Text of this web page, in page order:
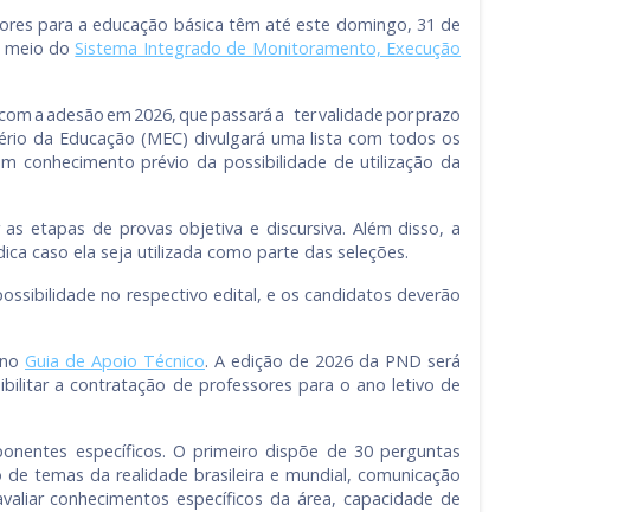
para a educação básica têm até este domingo, 31 de
meio do Sistema Integrado de Monitoramento, Execução
adesão em 2026, que passará a ter validade por prazo
da Educação (MEC) divulgará uma lista com todos os
conhecimento prévio da possibilidade de utilização da
etapas de provas objetiva e discursiva. Além disso, a
caso ela seja utilizada como parte das seleções.
no respectivo edital, e os candidatos deverão
Guia de Apoio Técnico. A edição de 2026 da PND será
a contratação de professores para o ano letivo de
específicos. O primeiro dispõe de 30 perguntas
temas da realidade brasileira e mundial, comunicação
conhecimentos específicos da área, capacidade de